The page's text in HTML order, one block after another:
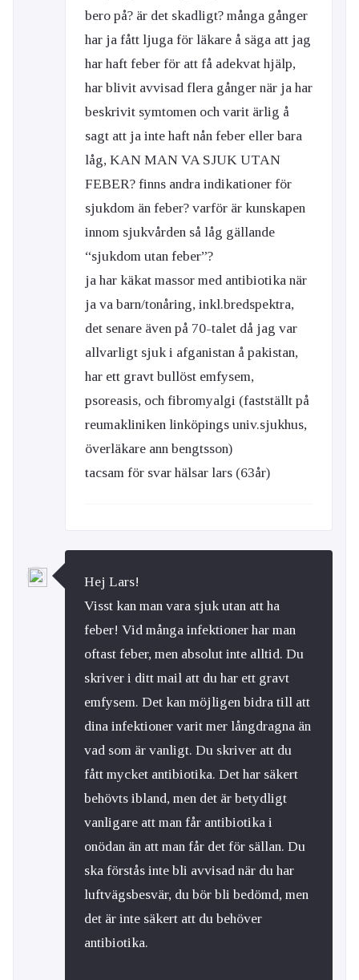
bero på? är det skadligt? många gånger
har ja fått ljuga för läkare å säga att jag
har haft feber för att få adekvat hjälp,
har blivit avvisad flera gånger när ja har
beskrivit symtomen och varit ärlig å
sagt att ja inte haft nån feber eller bara
låg, KAN MAN VA SJUK UTAN
FEBER? finns andra indikationer för
sjukdom än feber? varför är kunskapen
innom sjukvården så låg gällande
“sjukdom utan feber”?
ja har käkat massor med antibiotika när
ja va barn/tonåring, inkl.bredspektra,
det senare även på 70-talet då jag var
allvarligt sjuk i afganistan å pakistan,
har ett gravt bullöst emfysem,
psoreasis, och fibromyalgi (fastställt på
reumakliniken linköpings univ.sjukhus,
överläkare ann bengtsson)
tacsam för svar hälsar lars (63år)
Hej Lars!
Visst kan man vara sjuk utan att ha
feber! Vid många infektioner har man
oftast feber, men absolut inte alltid. Du
skriver i ditt mail att du har ett gravt
emfysem. Det kan möjligen bidra till att
dina infektioner varit mer långdragna än
vad som är vanligt. Du skriver att du
fått mycket antibiotika. Det har säkert
behövts ibland, men det är betydligt
vanligare att man får antibiotika i
onödan än att man får det för sällan. Du
ska förstås inte bli avvisad när du har
luftvägsbesvär, du bör bli bedömd, men
det är inte säkert att du behöver
antibiotika.